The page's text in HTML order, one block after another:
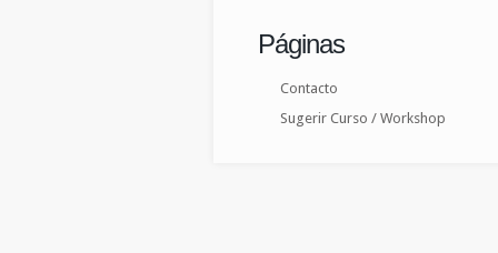
Páginas
Contacto
Sugerir Curso / Workshop